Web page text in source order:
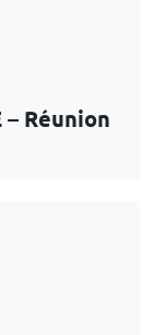
Réunion